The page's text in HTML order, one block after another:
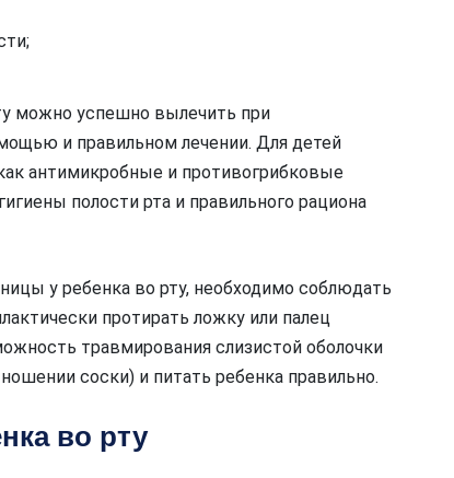
можно успешно вылечить при
и правильном лечении. Для детей
антимикробные и противогрибковые
полости рта и правильного рациона
у ребенка во рту, необходимо соблюдать
протирать ложку или палец
травмирования слизистой оболочки
соски) и питать ребенка правильно.
во рту